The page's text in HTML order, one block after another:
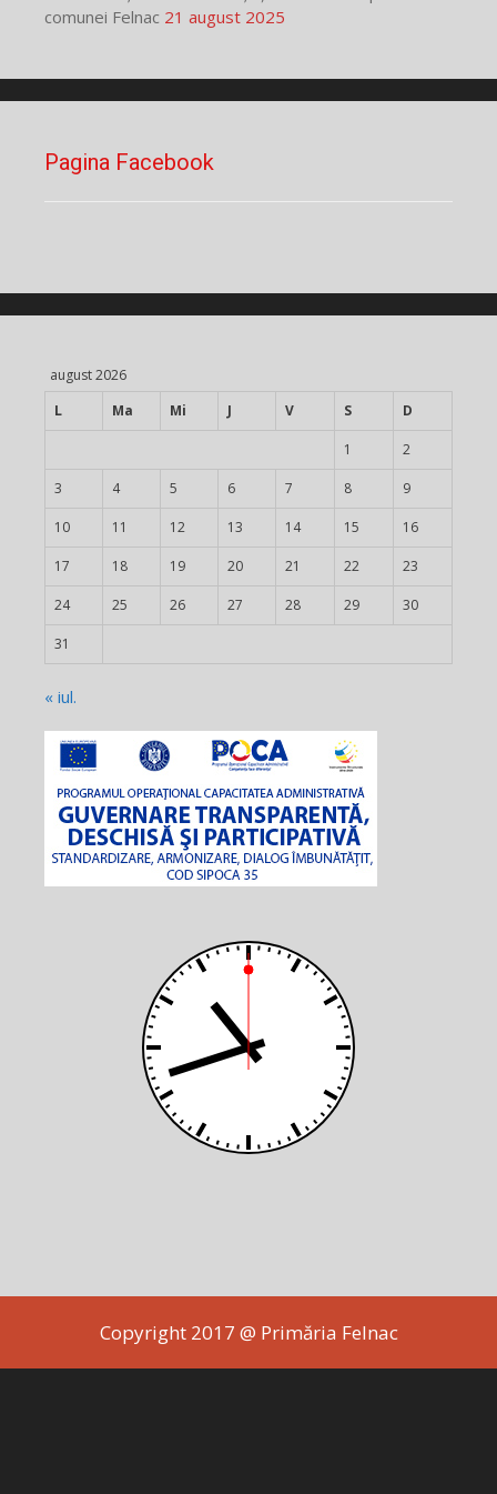
comunei Felnac 21 august 2025
Pagina Facebook
august 2026
L
Ma Mi J V S D
1 2
3 4 5 6 7 8 9
10 11 12 13 14 15 16
17 18 19 20 21 22 23
24 25 26 27 28 29 30
31
« iul.
Copyright 2017 @ Primăria Felnac